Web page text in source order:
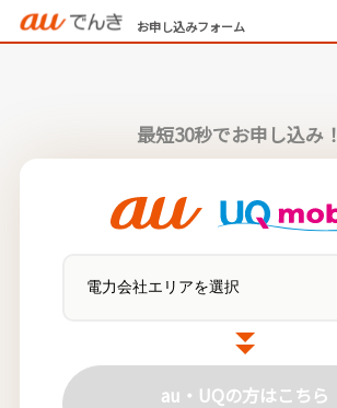
お申し込みフォーム
最短30秒でお申し込み！
au・UQの方はこちら